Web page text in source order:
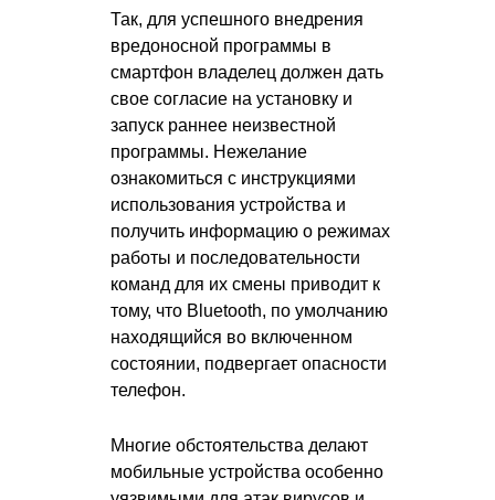
Так, для успешного внедрения
вредоносной программы в
смартфон владелец должен дать
свое согласие на установку и
запуск раннее неизвестной
программы. Нежелание
ознакомиться с инструкциями
использования устройства и
получить информацию о режимах
работы и последовательности
команд для их смены приводит к
тому, что Bluetooth, по умолчанию
находящийся во включенном
состоянии, подвергает опасности
телефон.
Многие обстоятельства делают
мобильные устройства особенно